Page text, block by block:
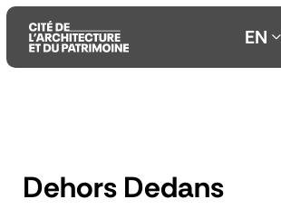
principal
principal
recherche
EN
Dehors Dedans